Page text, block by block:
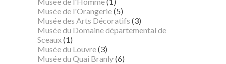
Musée de l'Orangerie(5)
Musée des Arts Décoratifs (3)
Musée du Domaine départemental de
Sceaux(1)
Musée du Louvre(3)
Musée du Quai Branly(6)